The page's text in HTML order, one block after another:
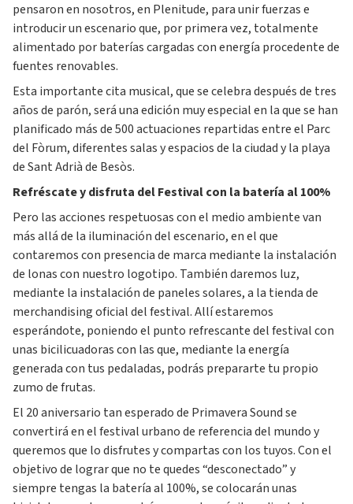
pensaron en nosotros, en Plenitude, para unir fuerzas e
introducir un escenario que, por primera vez, totalmente
alimentado por baterías cargadas con energía procedente de
fuentes renovables.
Esta importante cita musical, que se celebra después de tres
años de parón, será una edición muy especial en la que se han
planificado más de 500 actuaciones repartidas entre el Parc
del Fòrum, diferentes salas y espacios de la ciudad y la playa
de Sant Adrià de Besòs.
Refréscate y disfruta del Festival con la batería al 100%
Pero las acciones respetuosas con el medio ambiente van
más allá de la iluminación del escenario, en el que
contaremos con presencia de marca mediante la instalación
de lonas con nuestro logotipo. También daremos luz,
mediante la instalación de paneles solares, a la tienda de
merchandising oficial del festival. Allí estaremos
esperándote, poniendo el punto refrescante del festival con
unas bicilicuadoras con las que, mediante la energía
generada con tus pedaladas, podrás prepararte tu propio
zumo de frutas.
El 20 aniversario tan esperado de Primavera Sound se
convertirá en el festival urbano de referencia del mundo y
queremos que lo disfrutes y compartas con los tuyos. Con el
objetivo de lograr que no te quedes “desconectado” y
siempre tengas la batería al 100%, se colocarán unas